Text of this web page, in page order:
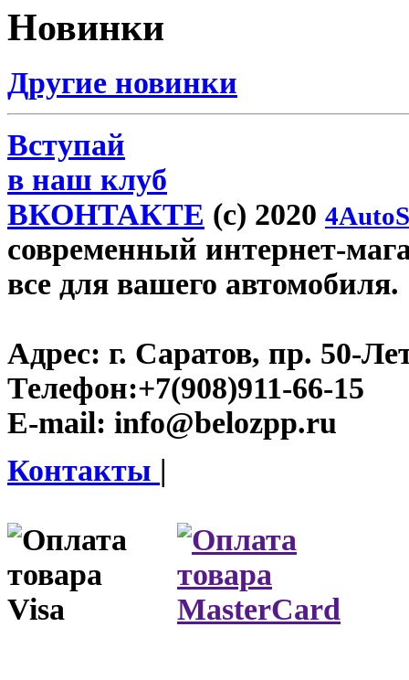
Новинки
Другие новинки
Вступай
в наш клуб
ВКОНТАКТЕ (c) 2020
современный интернет-
все для вашего автомобиля.
Адрес: г. Саратов, пр. 50-
Телефон:+7(908)911-66-15
E-mail: info@belozpp.ru
Контакты |